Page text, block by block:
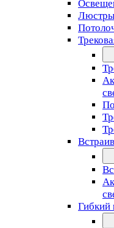
Люстры
Гибкий